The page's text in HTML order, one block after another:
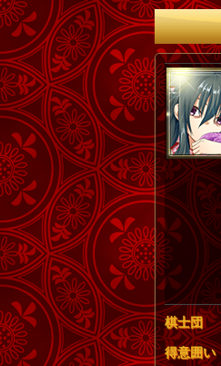
棋士団
得意囲い